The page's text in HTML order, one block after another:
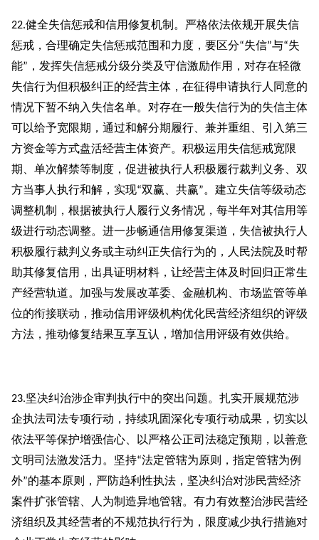
22.健全失信惩戒和信用修复机制。严格依法依规开展失信
惩戒，合理确定失信惩戒范围和力度，要区分“失信”与“失
能” ，发挥失信惩戒分级分类及守信激励作用，对存在轻微
失信行为但积极纠正的经营主体，在征得申请执行人同意的
情况下暂不纳入失信名单。对存在一般失信行为的失信主体
可以给予宽限期，通过和解分期履行、兼并重组、引入第三
方资金等方式盘活经营主体资产。积极运用失信惩戒宽限
期、单次解禁等制度，促进被执行人积极履行裁判义务、双
方当事人执行和解，实现“双赢、共赢”。建立失信等级动态
调整机制，根据被执行人履行义务情况，每半年对其信用等
级进行动态调整。进一步畅通信用修复渠道，失信被执行人
积极履行裁判义务或主动纠正失信行为的，人民法院及时帮
助其修复信用，出具证明材料，让经营主体及时回归正常生
产经营轨道。加强与发展改革委、金融机构、市场监管等单
位的衔接联动，推动信用评级机构优化民营经济组织的评级
方法，推动修复结果互享互认，增加信用评级有效供给。
23.坚决纠治涉企审判执行中的突出问题。扎实开展规范涉
企执法司法专项行动，持续巩固深化专项行动成果，切实以
依法平等保护增强信心、以严格公正司法稳定预期，以善意
文明司法激发活力。坚持“法定管辖为原则，指定管辖为例
外”的基本原则，严防趋利性执法，坚决纠治对涉民营经济
案件扩张管辖、人为制造异地管辖。有力有效整治涉民营经
济组织及其经营者的不规范执行行为，限度减少执行措施对